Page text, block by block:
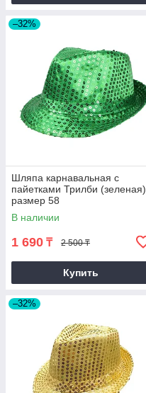
–32%
Шляпа карнавальная с
пайетками Трилби (зеленая)
размер 58
В наличии
1 690 ₸ 2 500 ₸
Купить
–32%